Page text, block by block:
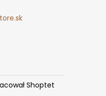
Shoptet